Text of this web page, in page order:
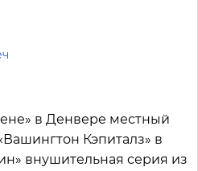
в Денвере местный
Кэпиталз» в
внушительная серия из